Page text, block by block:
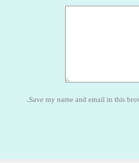
Save my name and email in this